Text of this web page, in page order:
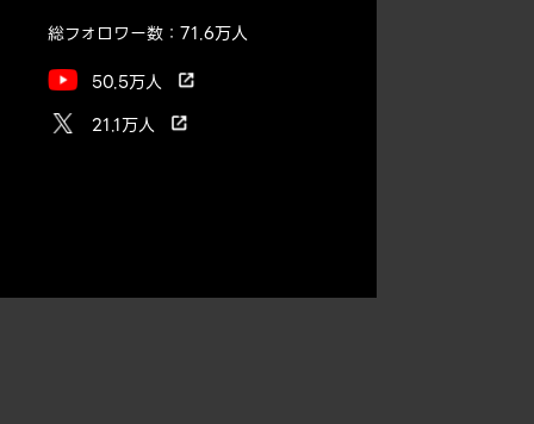
総フォロワー数：71.6万人
50.5万人
21.1万人